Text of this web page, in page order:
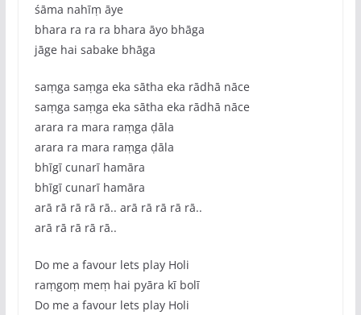
śāma nahīṃ āye
bhara ra ra ra bhara āyo bhāga
jāge hai sabake bhāga
saṃga saṃga eka sātha eka rādhā nāce
saṃga saṃga eka sātha eka rādhā nāce
arara ra mara raṃga ḍāla
arara ra mara raṃga ḍāla
bhīgī cunarī hamāra
bhīgī cunarī hamāra
arā rā rā rā rā.. arā rā rā rā rā..
arā rā rā rā rā..
Do me a favour lets play Holi
raṃgoṃ meṃ hai pyāra kī bolī
Do me a favour lets play Holi